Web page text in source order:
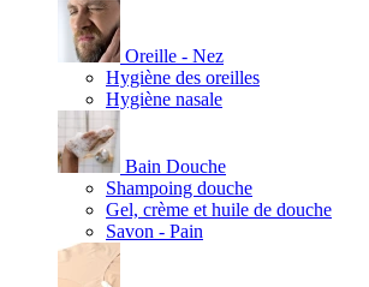
Oreille - Nez
Hygiène des oreilles
Hygiène nasale
Bain Douche
Shampoing douche
Gel, crème et huile de douche
Savon - Pain